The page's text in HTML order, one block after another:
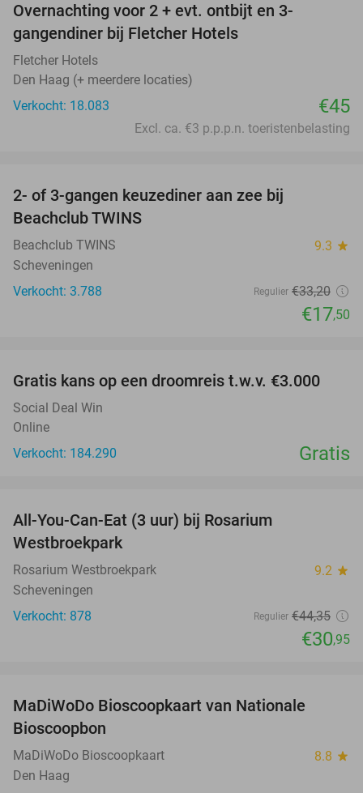
Overnachting voor 2 + evt. ontbijt en 3-
gangendiner bij Fletcher Hotels
Fletcher Hotels
Den Haag (+ meerdere locaties)
Verkocht: 18.083
€45
Excl. ca. €3 p.p.p.n. toeristenbelasting
2- of 3-gangen keuzediner aan zee bij
Beachclub TWINS
Beachclub TWINS 9.3 star
Scheveningen
Verkocht: 3.788
Regulier €33,20
€17,50
Gratis kans op een droomreis t.w.v. €3.000
Social Deal Win
Online
Verkocht: 184.290
Gratis
All-You-Can-Eat (3 uur) bij Rosarium
Westbroekpark
Rosarium Westbroekpark 9.2 star
Scheveningen
Verkocht: 878
Regulier €44,35
€30,95
MaDiWoDo Bioscoopkaart van Nationale
Bioscoopbon
MaDiWoDo Bioscoopkaart 8.8 star
Den Haag